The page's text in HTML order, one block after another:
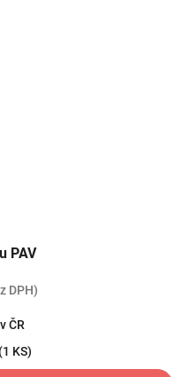
PAV
DPH)
ČR
(1 KS)